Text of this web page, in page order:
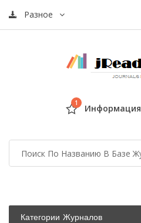
Разное
1 Информация
Категории Журналов